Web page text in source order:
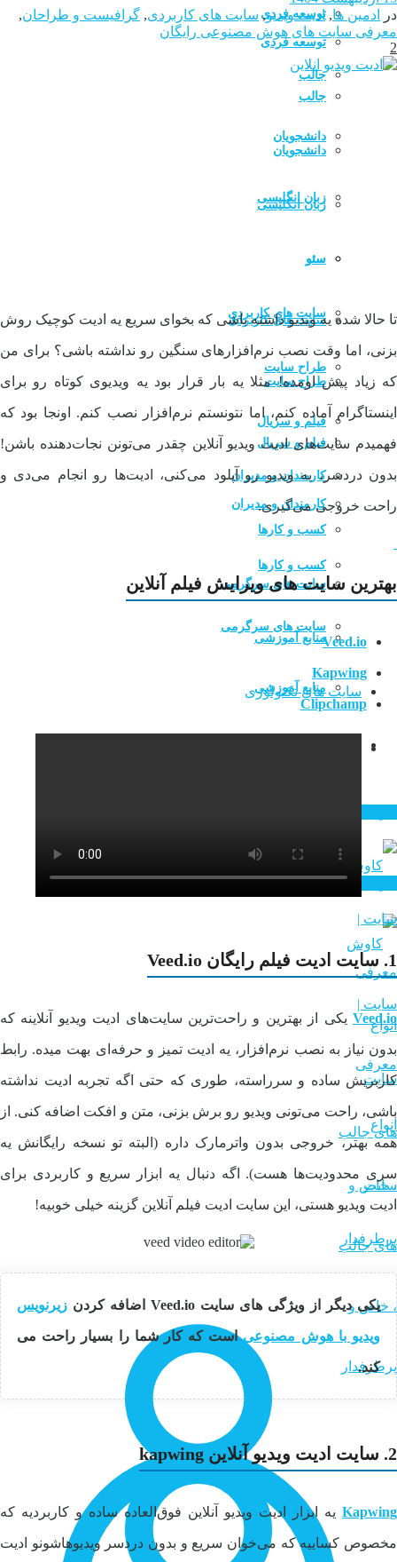
توسعه فردی
جالب
دانشجویان
زبان انگلیسی
سئو
سایت های کاربردی
طراح سایت
فیلم و سریال
کارمندان و مدیران
کسب و کارها
سایت های سرگرمی
منابع آموزشی
خرید هوش مصنوعی
توسعه فردی
جالب
دانشجویان
زبان انگلیسی
سئو
سایت های کاربردی
طراح سایت
فیلم و سریال
کارمندان و مدیران
کسب و کارها
سایت های سرگرمی
منابع آموزشی
سایت های تکنولوژی
در
ادمین ها,ادیت ویدیو, سایت های کاربردی, گرافیست و طراحان,
معرفی سایت های هوش مصنوعی رایگان
2
تا حالا شده یه ویدیو داشته باشی که بخوای سریع یه ادیت کوچیک روش
بزنی، اما وقت نصب نرم‌افزارهای سنگین رو نداشته باشی؟ برای من
که زیاد پیش اومده! مثلا یه بار قرار بود یه ویدیوی کوتاه رو برای
اینستاگرام آماده کنم، اما نتونستم نرم‌افزار نصب کنم. اونجا بود که
فهمیدم سایت‌های ادیت ویدیو آنلاین چقدر می‌تونن نجات‌دهنده باشن!
بدون دردسر، یه ویدیو رو آپلود می‌کنی، ادیت‌ها رو انجام می‌دی و
راحت خروجی می‌گیری.
بهترین سایت های ویرایش فیلم آنلاین
Veed.io
Kapwing
Clipchamp
1. سایت ادیت فیلم رایگان Veed.io
Veed.io یکی از بهترین و راحت‌ترین سایت‌های ادیت ویدیو آنلاینه که
بدون نیاز به نصب نرم‌افزار، یه ادیت تمیز و حرفه‌ای بهت میده. رابط
کاربریش ساده و سرراسته، طوری که حتی اگه تجربه ادیت نداشته
باشی، راحت می‌تونی ویدیو رو برش بزنی، متن و افکت اضافه کنی. از
همه بهتر، خروجی بدون واترمارک داره (البته تو نسخه رایگانش یه
سری محدودیت‌ها هست). اگه دنبال یه ابزار سریع و کاربردی برای
ادیت ویدیو هستی، این سایت ادیت فیلم آنلاین گزینه خیلی خوبیه!
یکی دیگر از ویژگی های سایت Veed.io اضافه کردن زیرنویس
ویدیو با هوش مصنوعیاست که کار شما را بسیار راحت می
کند.
2. سایت ادیت ویدیو آنلاین kapwing
Kapwing یه ابزار ادیت ویدیو آنلاین فوق‌العاده ساده و کاربردیه که
مخصوص کساییه که می‌خوان سریع و بدون دردسر ویدیوهاشونو ادیت